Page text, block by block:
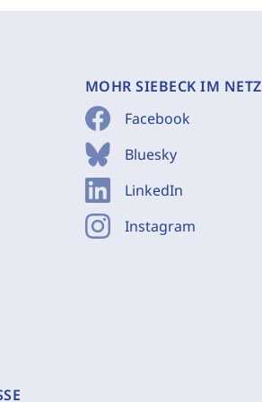
MOHR SIEBECK IM NETZ
Facebook
Bluesky
LinkedIn
Instagram